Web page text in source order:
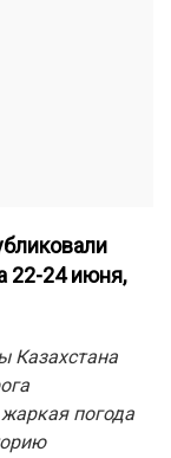
22-24 июня,
Казахстана
погода